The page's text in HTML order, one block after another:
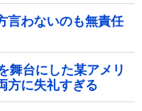
言わないのも無責任
舞台にした某アメリ
方に失礼すぎる